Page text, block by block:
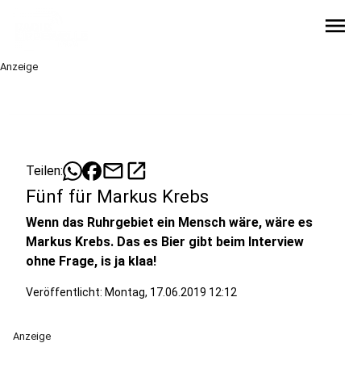
menu
Anzeige
Teilen: mailopen_in_new
Fünf für Markus Krebs
Wenn das Ruhrgebiet ein Mensch wäre, wäre es
Markus Krebs. Das es Bier gibt beim Interview
ohne Frage, is ja klaa!
Veröffentlicht: Montag, 17.06.2019 12:12
Anzeige